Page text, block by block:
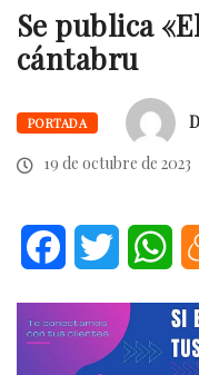
Se publica
cántabru
PORTADA
19 de octubre de 2023
FacebookTwitter